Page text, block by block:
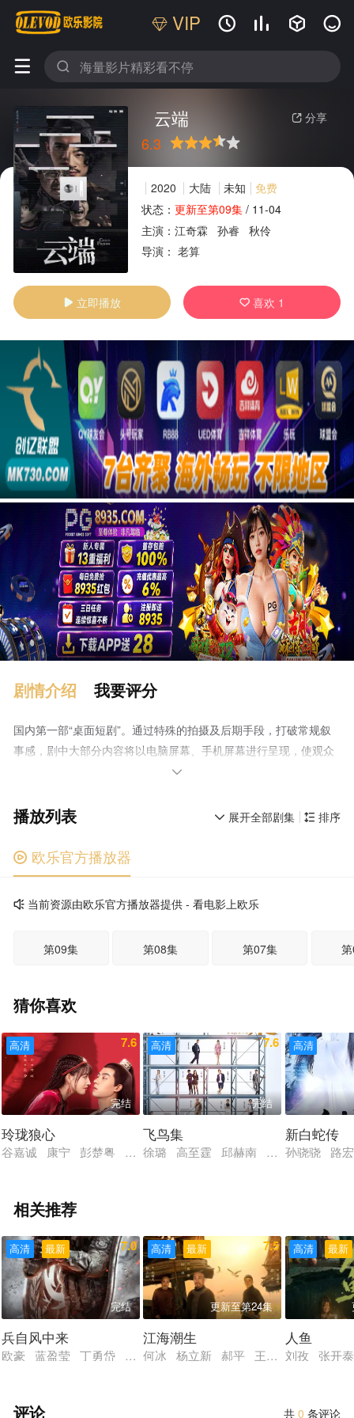
VIP    
 
 分享
云端
6.3
很差较差还行 推荐力荐
2020 大陆 未知
免费
状态： 更新至第09集/ 11-04
主演： 江奇霖 孙睿
秋伶
导演： 老算
 立即播放  喜欢 1
广告
剧情介绍 我要评分
国内第一部“桌面短剧”。通过特殊的拍摄及后期手段，打破常规叙
事感，剧中大部分内容将以电脑屏幕、手机屏幕进行呈现，使观众
站在“上帝视角”，获得前所未有的参与感、新鲜感和刺激
言（孙睿饰）是一个写小说的，空有一腔热情却得不到市场认可，
也离开了。 绝望之时，一个红色U盘出现在了他的口袋中，里
面竟然有一部尚未出版的小说手稿，详细描写了一场连环杀人游
激骇人。 在酒精的迷惑下，张言“发表”了这部小说，他一夜成功，
奇霖饰）。 就在此时，一个蒙面人找上了张言。他说小说里
记录”。如果张言不想成为“杀人犯”，如果他不想失去名利和兄弟，
就要听从自己的。 一场迷雾重重的变态游戏，一出精心设计
的“死亡挑战”，一场关乎性命与荣耀、毁灭和生存的游戏正式展
开……

 排序
 展开全部剧集
播放列表
 欧乐官方播放器
当前资源由欧乐官方播放器提供 - 看电影上欧乐
第09集 第08集 第07集
猜你喜欢
高清 7.6
完结
玲珑狼心
谷嘉诚 康宁 彭楚粤 盛蕙子 赵子麒 高基才 黄千硕 余凯宁
高清 7.6
完结
飞鸟集
徐璐 高至霆 邱赫南 淮文 予辰 文
高清
新白蛇传
孙骁骁 路
相关推荐
最新
高清 7.0
完结
兵自风中来
欧豪 蓝盈莹 丁勇岱 史兰芽 刘奕君 阮巨 李幼斌 侯勇 于
最新
高清 7.5
更新至第24集
江海潮生
何冰 杨立新 郝平 王鸥 海一天 黑
最新
高清
人鱼
刘孜 张开
共0 条评论
评论